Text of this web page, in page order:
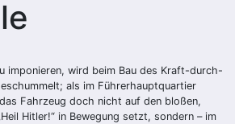
imponieren, wird beim Bau des Kraft-durch-
als im Führerhauptquartier
Fahrzeug doch nicht auf den bloßen,
Hitler!“ in Bewegung setzt, sondern – im